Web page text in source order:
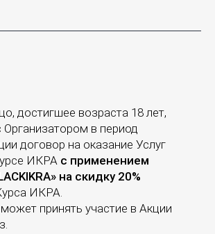
достигшее возраста 18 лет,
в период
договор на оказание Услуг
ИКРА с применением
на скидку 20%
ИКРА.
принять участие в Акции